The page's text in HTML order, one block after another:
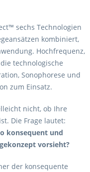
sechs Technologien
kombiniert,
Hochfrequenz,
technologische
Sonophorese und
zum Einsatz.
nicht, ob Ihre
Die Frage lautet:
konsequent und
vorsieht?
der konsequente